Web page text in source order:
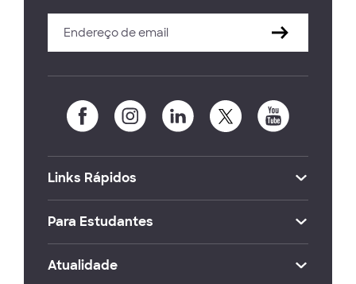
Links Rápidos
Para Estudantes
Atualidade